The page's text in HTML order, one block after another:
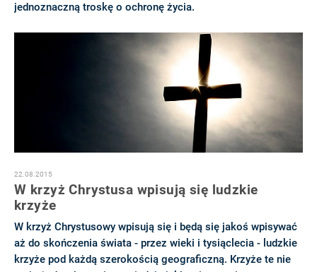
jednoznaczną troskę o ochronę życia.
22.08.2015
W krzyż Chrystusa wpisują się ludzkie
krzyże
W krzyż Chrystusowy wpisują się i będą się jakoś wpisywać
aż do skończenia świata - przez wieki i tysiąclecia - ludzkie
krzyże pod każdą szerokością geograficzną. Krzyże te nie